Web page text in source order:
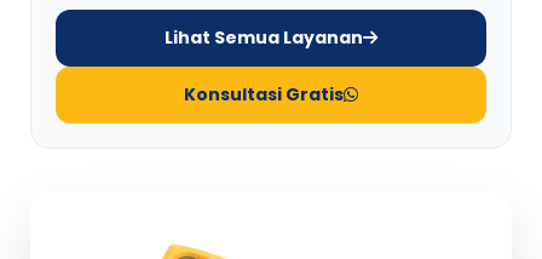
Lihat Semua Layanan
Konsultasi Gratis